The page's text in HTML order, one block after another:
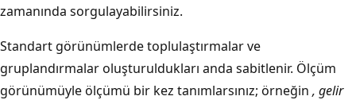
zamanında sorgulayabilirsiniz.
Standart görünümlerde toplulaştırmalar ve
gruplandırmalar oluşturuldukları anda sabitlenir. Ölçüm
görünümüyle ölçümü bir kez tanımlarsınız; örneğin , gelir